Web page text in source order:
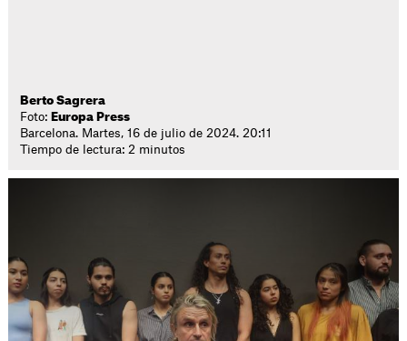
Berto Sagrera
Foto: Europa Press
Barcelona. Martes, 16 de julio de 2024. 20:11
Tiempo de lectura: 2 minutos